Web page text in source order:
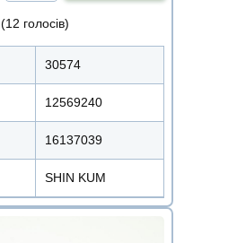
(12 голосів)
30574
12569240
16137039
SHIN KUM